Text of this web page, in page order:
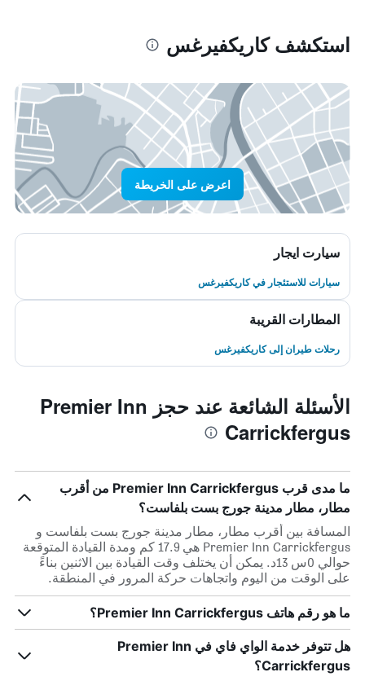
استكشف كاريكفيرغس
اعرض على الخريطة
سيارت ايجار
سيارات للاستئجار في كاريكفيرغس
المطارات القريبة
رحلات طيران إلى كاريكفيرغس
الأسئلة الشائعة عند حجز Premier Inn
Carrickfergus
ما مدى قرب Premier Inn Carrickfergus من أقرب
مطار، مطار مدينة جورج بست بلفاست؟
المسافة بين أقرب مطار، مطار مدينة جورج بست بلفاست و
Premier Inn Carrickfergus هي 17.9 كم ومدة القيادة المتوقعة
حوالي 0س 13د. يمكن أن يختلف وقت القيادة بين الاثنين بناءً
على الوقت من اليوم واتجاهات حركة المرور في المنطقة.
ما هو رقم هاتف Premier Inn Carrickfergus؟
هل تتوفر خدمة الواي فاي في Premier Inn
Carrickfergus؟